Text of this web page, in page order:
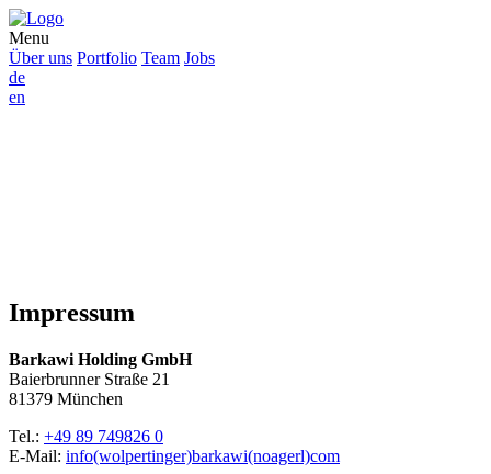
Menu
Über uns Portfolio Team Jobs
de
en
Impressum
Barkawi Holding GmbH
Baierbrunner Straße 21
81379 München
Tel.: +49 89 749826 0
E-Mail: info(wolpertinger)barkawi(noagerl)com